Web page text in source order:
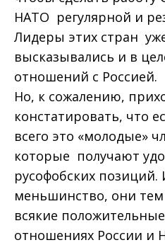
НАТО регулярной и
Лидеры этих стран
высказывались и в
отношений с Россией.
Но, к сожалению,
констатировать, что
всего это «молодые»
которые получают
русофобских позиций.
меньшинство, они
всякие
отношениях России и